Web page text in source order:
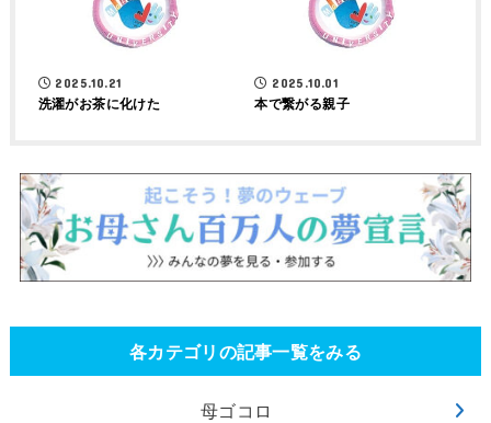
2025.10.21
洗濯がお茶に化けた
2025.10.01
本で繋がる親子
各カテゴリの記事一覧をみる
母ゴコロ